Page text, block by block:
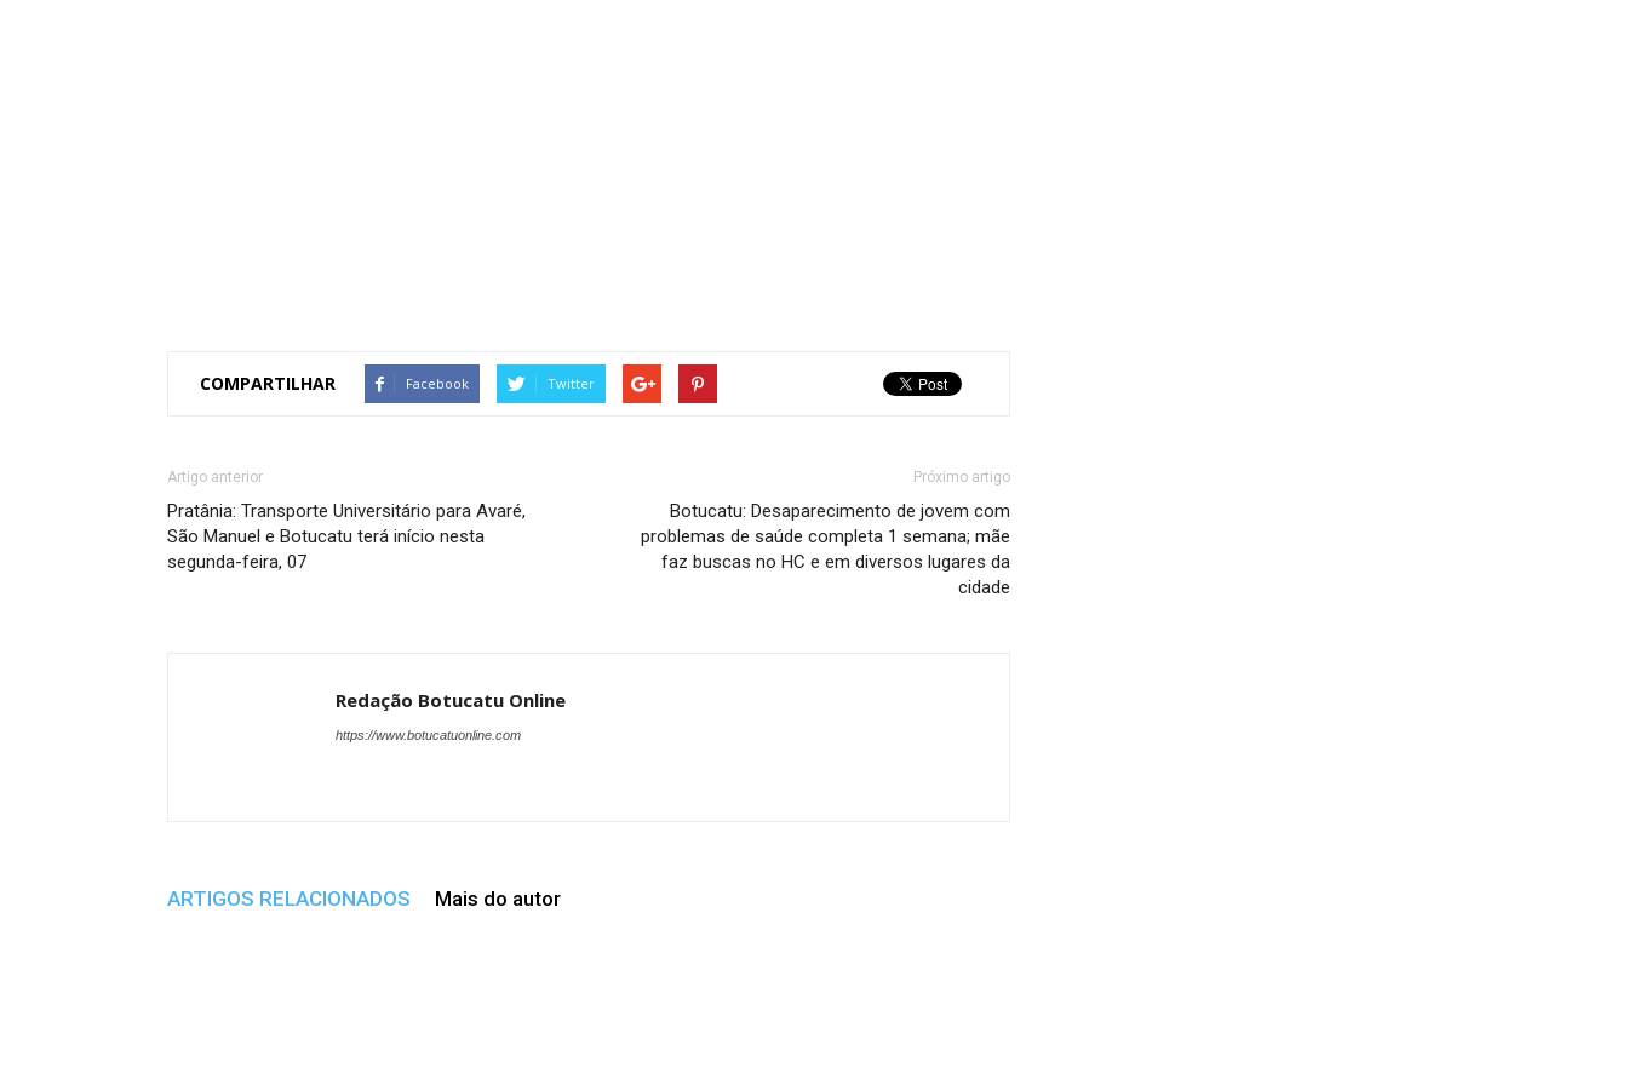
COMPARTILHAR Facebook Twitter
Artigo anterior
Pratânia: Transporte Universitário para Avaré,
São Manuel e Botucatu terá início nesta
segunda-feira, 07
Próximo artigo
Botucatu: Desaparecimento de jovem com
problemas de saúde completa 1 semana; mãe
faz buscas no HC e em diversos lugares da
cidade
Redação Botucatu Online
https://www.botucatuonline.com
ARTIGOS RELACIONADOS Mais do autor